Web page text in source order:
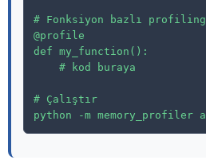
# Fonksiyon bazlı profiling
@profile
def my_function():
    # kod buraya
# Çalıştır